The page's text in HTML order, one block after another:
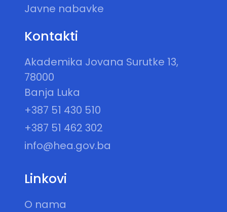
Javne nabavke
Kontakti
Akademika Jovana Surutke 13,
78000
Banja Luka
+387 51 430 510
+387 51 462 302
info@hea.gov.ba
Linkovi
O nama